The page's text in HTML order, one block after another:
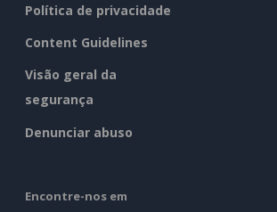
Política de privacidade
Content Guidelines
Visão geral da
segurança
Denunciar abuso
Encontre-nos em